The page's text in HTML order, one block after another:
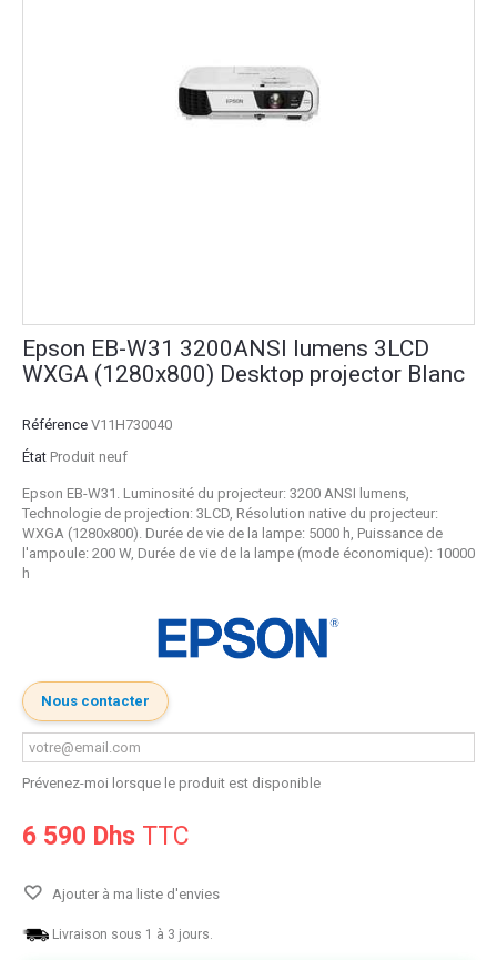
Epson EB-W31 3200ANSI lumens 3LCD
WXGA (1280x800) Desktop projector Blanc
Référence V11H730040
État Produit neuf
Epson EB-W31. Luminosité du projecteur: 3200 ANSI lumens,
Technologie de projection: 3LCD, Résolution native du projecteur:
WXGA (1280x800). Durée de vie de la lampe: 5000 h, Puissance de
l'ampoule: 200 W, Durée de vie de la lampe (mode économique): 10000
h
Nous contacter
Prévenez-moi lorsque le produit est disponible
6 590 Dhs TTC
Ajouter à ma liste d'envies
Livraison sous 1 à 3 jours.